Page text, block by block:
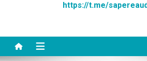
https://t.me/